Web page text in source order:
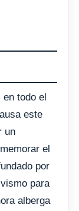
en todo el
este
un
el
por
para
alberga